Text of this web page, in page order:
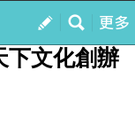
我的
下文化創辦